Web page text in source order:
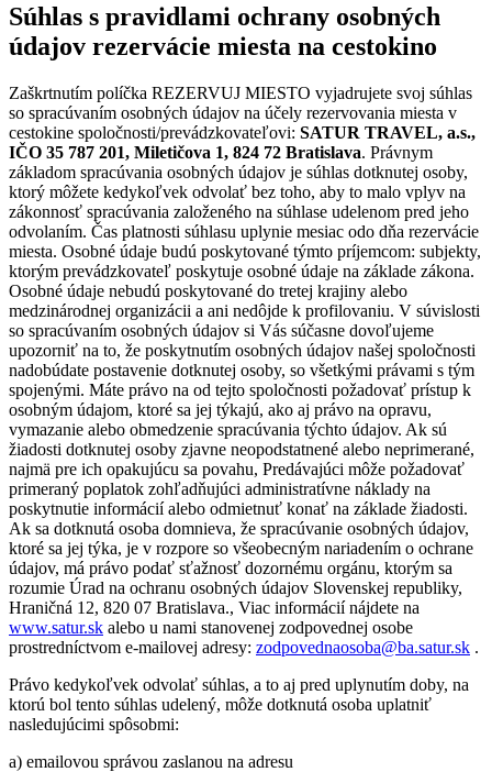
Súhlas s pravidlami ochrany osobných
údajov rezervácie miesta na cestokino
Zaškrtnutím políčka REZERVUJ MIESTO vyjadrujete svoj súhlas
so spracúvaním osobných údajov na účely rezervovania miesta v
cestokine spoločnosti/prevádzkovateľovi: SATUR TRAVEL, a.s.,
IČO 35 787 201, Miletičova 1, 824 72 Bratislava. Právnym
základom spracúvania osobných údajov je súhlas dotknutej osoby,
ktorý môžete kedykoľvek odvolať bez toho, aby to malo vplyv na
zákonnosť spracúvania založeného na súhlase udelenom pred jeho
odvolaním. Čas platnosti súhlasu uplynie mesiac odo dňa rezervácie
miesta. Osobné údaje budú poskytované týmto príjemcom: subjekty,
ktorým prevádzkovateľ poskytuje osobné údaje na základe zákona.
Osobné údaje nebudú poskytované do tretej krajiny alebo
medzinárodnej organizácii a ani nedôjde k profilovaniu. V súvislosti
so spracúvaním osobných údajov si Vás súčasne dovoľujeme
upozorniť na to, že poskytnutím osobných údajov našej spoločnosti
nadobúdate postavenie dotknutej osoby, so všetkými právami s tým
spojenými. Máte právo na od tejto spoločnosti požadovať prístup k
osobným údajom, ktoré sa jej týkajú, ako aj právo na opravu,
vymazanie alebo obmedzenie spracúvania týchto údajov. Ak sú
žiadosti dotknutej osoby zjavne neopodstatnené alebo neprimerané,
najmä pre ich opakujúcu sa povahu, Predávajúci môže požadovať
primeraný poplatok zohľadňujúci administratívne náklady na
poskytnutie informácií alebo odmietnuť konať na základe žiadosti.
Ak sa dotknutá osoba domnieva, že spracúvanie osobných údajov,
ktoré sa jej týka, je v rozpore so všeobecným nariadením o ochrane
údajov, má právo podať sťažnosť dozornému orgánu, ktorým sa
rozumie Úrad na ochranu osobných údajov Slovenskej republiky,
Hraničná 12, 820 07 Bratislava., Viac informácií nájdete na
www.satur.sk alebo u nami stanovenej zodpovednej osobe
prostredníctvom e-mailovej adresy: zodpovednaosoba@ba.satur.sk .
Právo kedykoľvek odvolať súhlas, a to aj pred uplynutím doby, na
ktorú bol tento súhlas udelený, môže dotknutá osoba uplatniť
nasledujúcimi spôsobmi:
a) emailovou správou zaslanou na adresu